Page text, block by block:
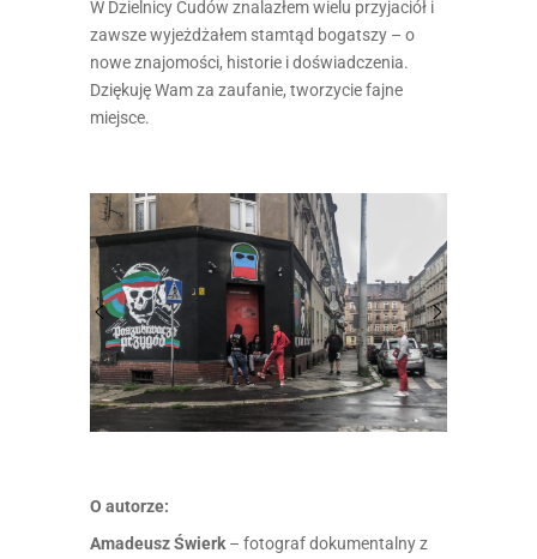
W Dzielnicy Cudów znalazłem wielu przyjaciół i
zawsze wyjeżdżałem stamtąd bogatszy – o
nowe znajomości, historie i doświadczenia.
Dziękuję Wam za zaufanie, tworzycie fajne
miejsce.
O autorze:
Amadeusz Świerk – fotograf dokumentalny z